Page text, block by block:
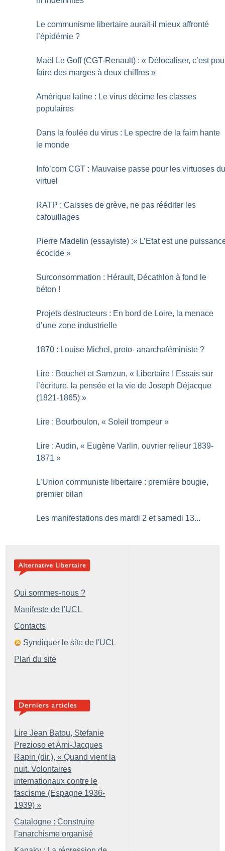
Le communisme libertaire aurait-il mieux affronté
l’épidémie ?
Maël Le Goff (CGT-Renault) : « Délocaliser, c’est
faire des marges à deux chiffres »
Amérique latine : Le virus décime les classes
populaires
Dans la foulée du virus : Le spectre de la faim hante
le monde
Info’com CGT : Mauvaise passe pour les virtuoses
virtuel
RATP : Caisses de grève, ne pas rééditer les
cafouillages
Pierre Madelin (essayiste) :« L’Etat est une
écocide »
Surconsommation : Hérault, Décathlon à fond le
béton !
Projets destructeurs : En bord de Loire, la menace
d’une zone industrielle
1870 : Louise Michel, proto- anarchaféministe ?
Lire : Bouchet et Samzun, « Libertaire ! Essais sur
l’écriture, la pensée et la vie de Joseph Déjacque
(1821-1865) »
Lire : Bourboulon, « Soleil trompeur »
Lire : Audin, « Eugène Varlin, ouvrier relieur 1839-
1871 »
L’Union communiste libertaire : première bougie,
premier bilan
Les manifestations des mardi 2 et samedi 13...
Qui sommes-nous ?
Manifeste de l'UCL
Contacts
Syndiquer le site de l'UCL
Plan du site
Lire Jean Batou, Stefanie
Prezioso et Ami-Jacques
Rapin (dir.), « Quand vient la
nuit. Volontaires
internationaux contre le
fascisme (Espagne 1936-
1939) »
Catalogne : Construire
l’anarchisme organisé